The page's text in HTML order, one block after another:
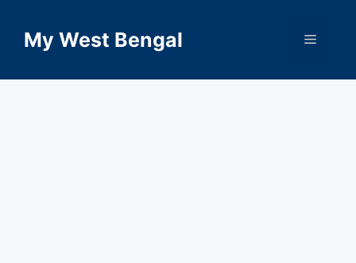
contentMy West Bengal Menu